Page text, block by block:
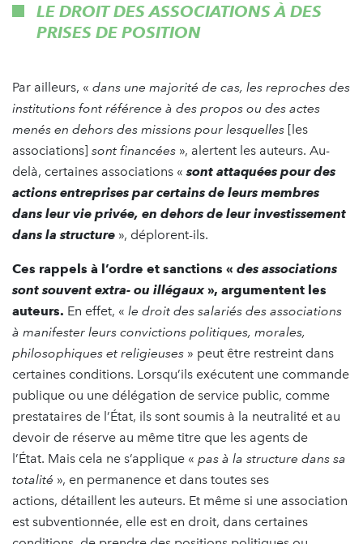
LE DROIT DES ASSOCIATIONS À DES
PRISES DE POSITION
Par ailleurs, « dans une majorité de cas, les reproches des
institutions font référence à des propos ou des actes
menés en dehors des missions pour lesquelles [les
associations] sont financées », alertent les auteurs. Au-
delà, certaines associations « sont attaquées pour des
actions entreprises par certains de leurs membres
dans leur vie privée, en dehors de leur investissement
dans la structure », déplorent-ils.
Ces rappels à l’ordre et sanctions « des associations
sont souvent extra- ou illégaux», argumentent les
auteurs. En effet, « le droit des salariés des associations
à manifester leurs convictions politiques, morales,
philosophiques et religieuses » peut être restreint dans
certaines conditions. Lorsqu’ils exécutent une commande
publique ou une délégation de service public, comme
prestataires de l’État, ils sont soumis à la neutralité et au
devoir de réserve au même titre que les agents de
l’État. Mais cela ne s’applique « pas à la structure dans sa
totalité », en permanence et dans toutes ses
actions, détaillent les auteurs. Et même si une association
est subventionnée, elle est en droit, dans certaines